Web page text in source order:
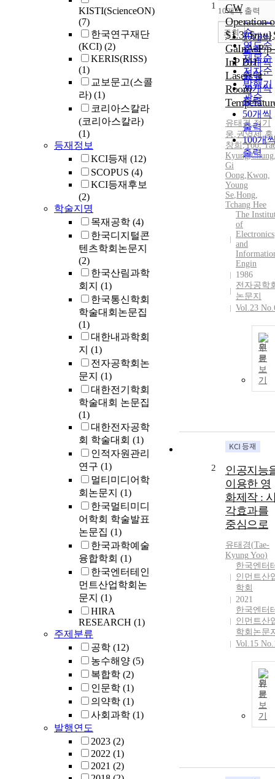
KISTI(ScienceON)
(7)
한국연구재단
(KCI) (2)
KERIS(RISS)
(1)
교보문고(스콜
라) (1)
코리아스칼라
(코리아스칼라)
(1)
등재정보
KCI등재 (12)
SCOPUS (4)
KCI등재후보
(2)
학술지명
목재공학 (4)
한국디지털콘
텐츠학회논문지
(2)
한국산림과학
회지 (1)
한국통신학회
학술대회논문집
(1)
대한내과학회
지 (1)
전자공학회논
문지 (1)
대한전기학회
학술대회 논문집
(1)
대한전자공학
회 학술대회 (1)
인적자원관리
연구 (1)
멀티미디어학
회논문지 (1)
한국멀티미디
어학회 학술발표
논문집 (1)
한국과학예술
융합학회 (1)
한국엔터테인
먼트산업학회논
문지 (1)
HIRA
RESEARCH (1)
주제분류
공학 (12)
농수해양 (5)
복합학 (2)
인문학 (1)
의약학 (1)
사회과학 (1)
발행연도
2023 (2)
2022 (1)
2021 (2)
순
인기도
순
연도순
제목순
저자순
발행기
관순
내림차
10개씩 출력
10개씩
출력
20개씩
출력
30개씩
출력
50개씩
출력
100개
출력
조회
1
CW
Operation
GaInAsP/p-
InP BH
Lasers at
Room
유태경,정기
웅,권영세,홍
창희 ,Yoo,
Kyung,
Gi
Oong,Kwon,
Young
Se,Hong,
Tchang Hee
The
of
Electronics
and
Engin
1986
전자공학
논문지
Vol.23
원
문
보
기
2
인공지능
이용한 영
화제작 :
각효과를
중심으로
유태경(Tae-
Kyung Yoo)
한국엔터
인먼트산
학회
2021
한국엔터
인먼트산
학회논문
Vol.15
원
문
보
기